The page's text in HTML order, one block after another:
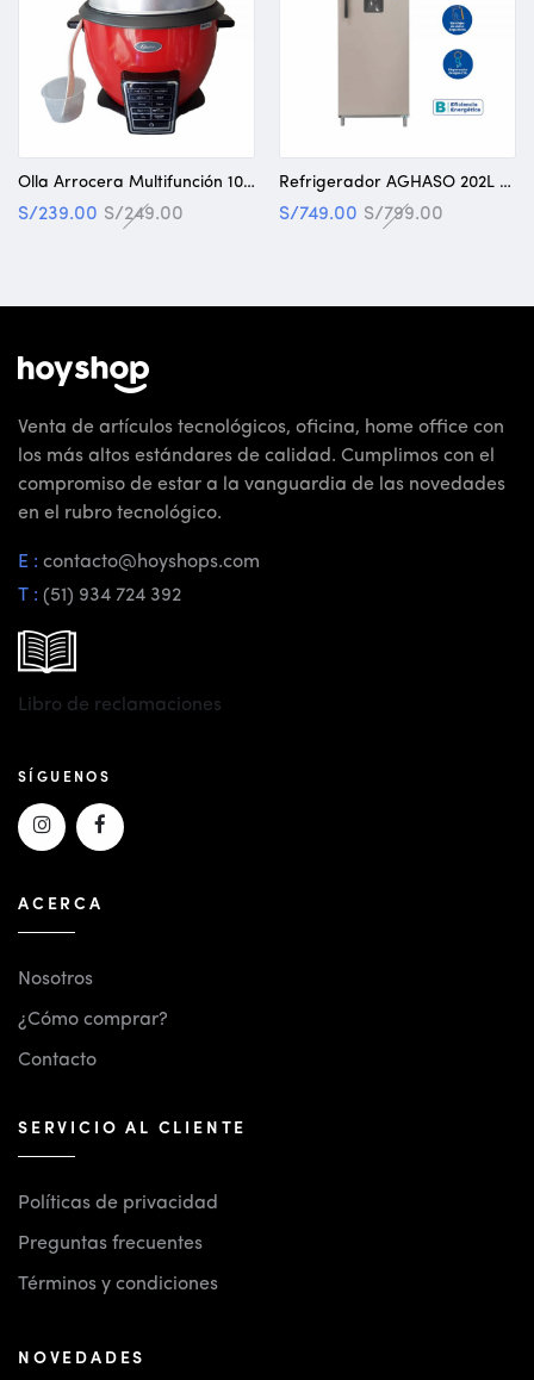
Olla Arrocera Multifunción 10 en 1 – Oster – Nuevo «Exhibición»
S/249.00
S/239.00
Refrigerador AGHASO 202L «NUEVO»
S/799.00
S/749.00
Venta de artículos tecnológicos, oficina, home office con
los más altos estándares de calidad. Cumplimos con el
compromiso de estar a la vanguardia de las novedades
en el rubro tecnológico.
E : contacto@hoyshops.com
T : (51) 934 724 392
Libro de reclamaciones
SÍGUENOS
ACERCA
Nosotros
¿Cómo comprar?
Contacto
SERVICIO AL CLIENTE
Políticas de privacidad
Preguntas frecuentes
Términos y condiciones
NOVEDADES